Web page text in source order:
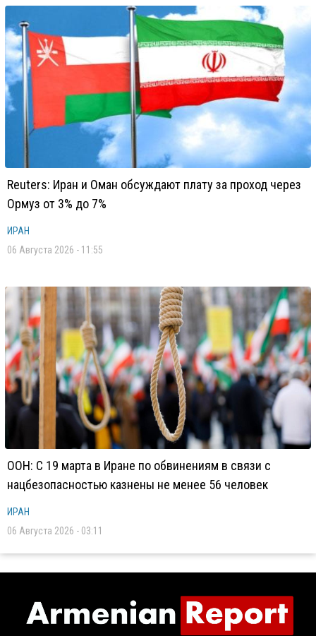
Reuters: Иран и Оман обсуждают плату за проход через
Ормуз от 3% до 7%
ИРАН
06 Августа 2026 - 11:55
ООН: С 19 марта в Иране по обвинениям в связи с
нацбезопасностью казнены не менее 56 человек
ИРАН
06 Августа 2026 - 03:11